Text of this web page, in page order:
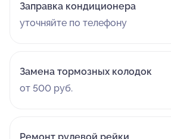
Заправка кондиционера
уточняйте по телефону
Замена тормозных колодок
от 500 руб.